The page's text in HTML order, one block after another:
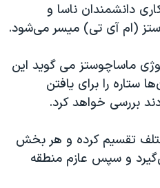
دانشمندان ناسا و
(ام آی تی) میسر می‌شود.
ماساچوستز می گوید این
ستاره را برای یافتن
بررسی خواهد کرد.
تقسیم کرده و هر بخش
نظر می‌گیرد و سپس عازم منطقه